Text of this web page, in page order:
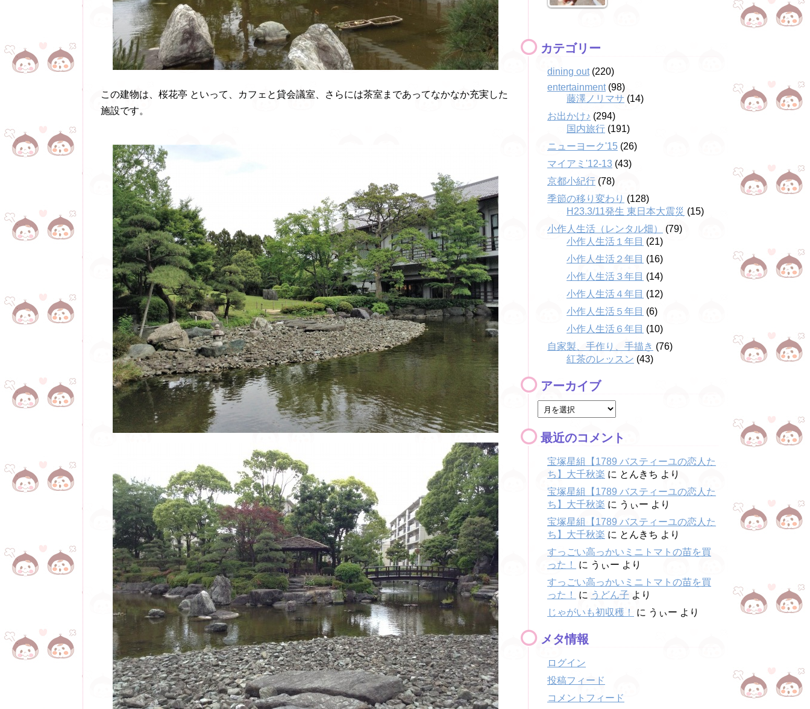
この建物は、桜花亭 といって、カフェと貸会議室、さらには茶室まであってなかなか充実した
施設です。
カテゴリー
dining out(220)
entertainment(98)
藤澤ノリマサ (14)
お出かけ♪ (294)
国内旅行 (191)
ニューヨーク'15 (26)
マイアミ'12-13 (43)
京都小紀行 (78)
季節の移り変わり (128)
H23.3/11発生 東日本大震災 (15)
小作人生活（レンタル畑）
(79)
小作人生活１年目 (21)
小作人生活２年目 (16)
小作人生活３年目 (14)
小作人生活４年目 (12)
小作人生活５年目 (6)
小作人生活６年目 (10)
自家製、手作り、手描き (76)
紅茶のレッスン (43)
アーカイブ
最近のコメント
宝塚星組【1789 バスティーユの恋人た
ち】大千秋楽 に とんきち より
宝塚星組【1789 バスティーユの恋人た
ち】大千秋楽 に うぃー より
宝塚星組【1789 バスティーユの恋人た
ち】大千秋楽 に とんきち より
すっごい高っかいミニトマトの苗を買
った！
に うぃー より
すっごい高っかいミニトマトの苗を買
った！
に うどん子 より
じゃがいも初収穫！
に うぃー より
メタ情報
ログイン
投稿フィード
コメントフィード